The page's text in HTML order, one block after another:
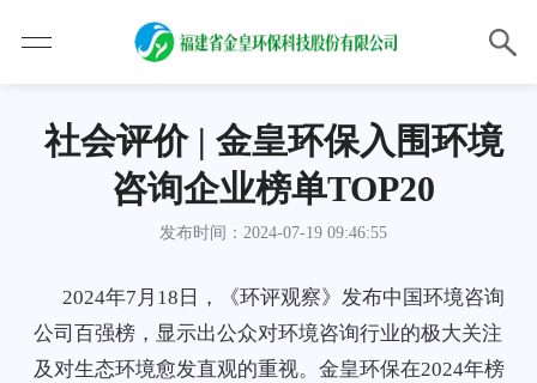
社会评价 | 金皇环保入围环境
咨询企业榜单TOP20
发布时间：2024-07-19 09:46:55
2024年7月18日，《环评观察》发布中国环境咨询
公司百强榜，显示出公众对环境咨询行业的极大关注
及对生态环境愈发直观的重视。金皇环保在2024年榜